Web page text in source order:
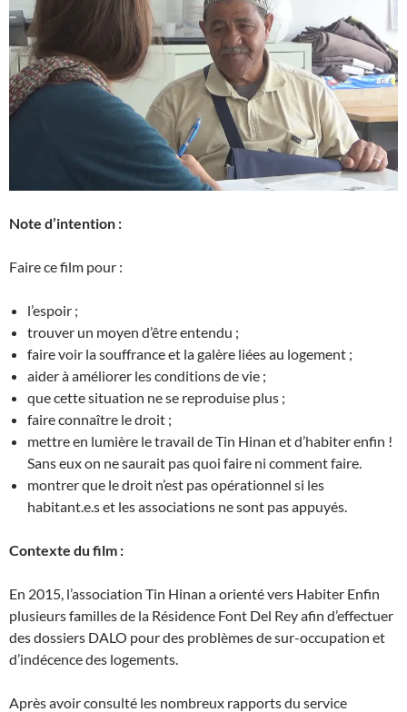
Note d’intention :
Faire ce film pour :
l’espoir ;
trouver un moyen d’être entendu ;
faire voir la souffrance et la galère liées au logement ;
aider à améliorer les conditions de vie ;
que cette situation ne se reproduise plus ;
faire connaître le droit ;
mettre en lumière le travail de Tin Hinan et d’habiter enfin !
Sans eux on ne saurait pas quoi faire ni comment faire.
montrer que le droit n’est pas opérationnel si les
habitant.e.s et les associations ne sont pas appuyés.
Contexte du film :
En 2015, l’association Tin Hinan a orienté vers Habiter Enfin
plusieurs familles de la Résidence Font Del Rey afin d’effectuer
des dossiers DALO pour des problèmes de sur-occupation et
d’indécence des logements.
Après avoir consulté les nombreux rapports du service